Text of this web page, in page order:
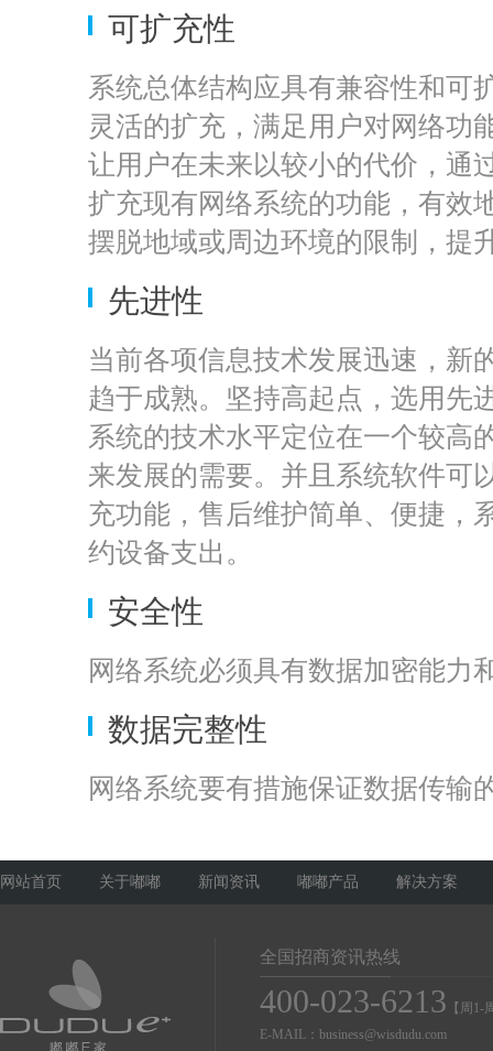
可扩充性
系统总体结构应具有兼容性和可
灵活的扩充，满足用户对网络功
让用户在未来以较小的代价，通
扩充现有网络系统的功能，有效
摆脱地域或周边环境的限制，提
先进性
当前各项信息技术发展迅速，新
趋于成熟。坚持高起点，选用先
系统的技术水平定位在一个较高
来发展的需要。并且系统软件可
充功能，售后维护简单、便捷，
约设备支出。
安全性
网络系统必须具有数据加密能力
数据完整性
网络系统要有措施保证数据传输
网站首页 关于嘟嘟 新闻资讯 嘟嘟产品 解决方案
全国招商资讯热线
400-023-6213 【周1-
E-MAIL：business@wisdudu.com